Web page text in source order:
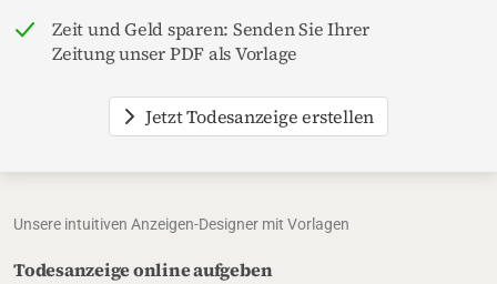
Zeit und Geld sparen: Senden Sie Ihrer
Zeitung unser PDF als Vorlage
Jetzt Todesanzeige erstellen
Unsere intuitiven Anzeigen-Designer mit Vorlagen
Todesanzeige online aufgeben